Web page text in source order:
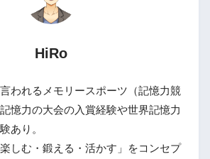
HiRo
われるメモリースポーツ（記憶力競
憶力の大会の入賞経験や世界記憶力
あり。
しむ・鍛える・活かす」をコンセプ